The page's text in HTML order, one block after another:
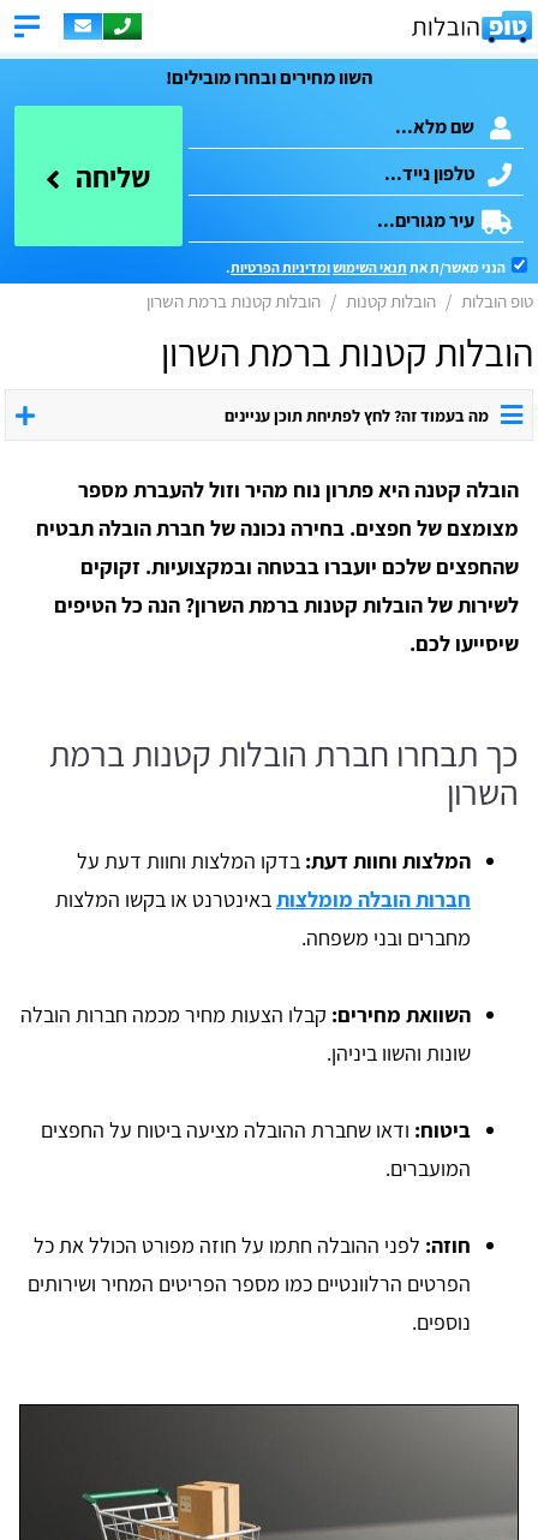
השוו מחירים ובחרו מובילים!
שליחה
הנני מאשר/ת את תנאי השימושומדיניות הפרטיות.
טופ הובלות הובלות קטנות הובלות קטנות ברמת השרון
הובלות קטנות ברמת השרון
מה בעמוד זה? לחץ לפתיחת תוכן עניינים
הובלה קטנה היא פתרון נוח מהיר וזול להעברת מספר
מצומצם של חפצים. בחירה נכונה של חברת הובלה תבטיח
שהחפצים שלכם יועברו בבטחה ובמקצועיות. זקוקים
לשירות של הובלות קטנות ברמת השרון? הנה כל הטיפים
שיסייעו לכם.
כך תבחרו חברת הובלות קטנות ברמת
השרון
המלצות וחוות דעת: בדקו המלצות וחוות דעת על
חברות הובלה מומלצותבאינטרנט או בקשו המלצות
מחברים ובני משפחה.
השוואת מחירים: קבלו הצעות מחיר מכמה חברות הובלה
שונות והשוו ביניהן.
ביטוח: ודאו שחברת ההובלה מציעה ביטוח על החפצים
המועברים.
חוזה: לפני ההובלה חתמו על חוזה מפורט הכולל את כל
הפרטים הרלוונטיים כמו מספר הפריטים המחיר ושירותים
נוספים.